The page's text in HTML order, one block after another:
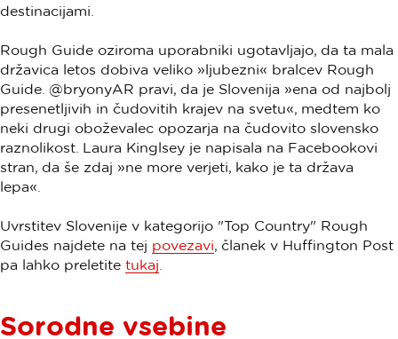
destinacijami.
Rough Guide oziroma uporabniki ugotavljajo, da ta mala
državica letos dobiva veliko »ljubezni« bralcev Rough
Guide. @bryonyAR pravi, da je Slovenija »ena od najbolj
presenetljivih in čudovitih krajev na svetu«, medtem ko
neki drugi oboževalec opozarja na čudovito slovensko
raznolikost. Laura Kinglsey je napisala na Facebookovi
stran, da še zdaj »ne more verjeti, kako je ta država
lepa«.
Uvrstitev Slovenije v kategorijo "Top Country" Rough
Guides najdete na tej povezavi, članek v Huffington Post
pa lahko preletite tukaj
Sorodne vsebine